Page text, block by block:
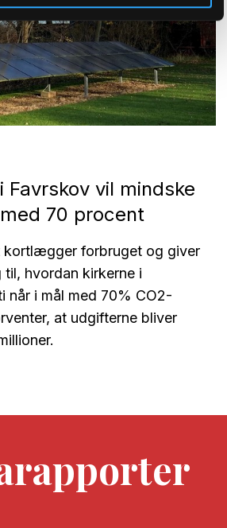
Favrskov vil mindske
70 procent
kortlægger forbruget og giver
hvordan kirkerne i
når i mål med 70% CO2-
at udgifterne bliver